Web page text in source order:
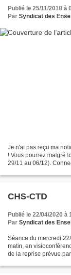
Publié le 25/11/2018 à
Par Syndicat des
Je n'ai pas reçu ma
! Vous pourrez malgré
29/11 au 06/12).
CHS-CTD
Publié le 22/04/2020 à
Par Syndicat des
Séance du mercredi
matin, en
de la reprise prévue